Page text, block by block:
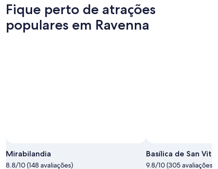
de
ago.
-
à
noite,
7
para
este
fim
em
Ravenna
para
ago.
Fique perto de atrações
populares em Ravenna
grátis
de
Mirabilandia
8.8/10 (148 avaliações)
Basílica de San
9.8/10 (305 avaliações)